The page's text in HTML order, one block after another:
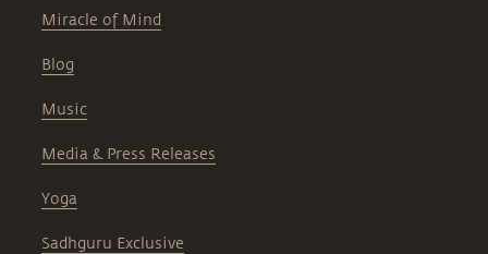
Miracle of Mind
Blog
Music
Media & Press Releases
Yoga
Sadhguru Exclusive